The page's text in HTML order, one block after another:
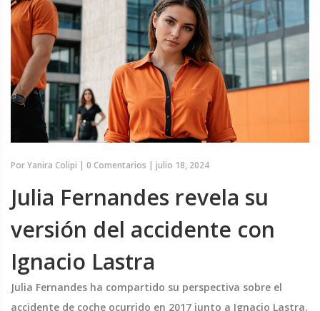
PorYanira Colipi | 0 Comentarios | julio 18, 2024
Julia Fernandes revela su
versión del accidente con
Ignacio Lastra
Julia Fernandes ha compartido su perspectiva sobre el
accidente de coche ocurrido en 2017 junto a Ignacio Lastra.